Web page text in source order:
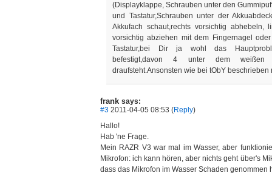
(Displayklappe, Schrauben unter den
und Tastatur,Schrauben unter der
Akkufach schaut,rechts vorsichtig abhebeln,
vorsichtig abziehen mit dem Fingernagel
Tastatur,bei Dir ja wohl das
befestigt,davon 4 unter dem weißen
draufsteht.Ansonsten wie bei tObY beschrieben
frank says:
#3 2011-04-05 08:53 (Reply)
Hallo!
Hab 'ne Frage.
Mein RAZR V3 war mal im Wasser, aber
Mikrofon: ich kann hören, aber nichts geht über's
dass das Mikrofon im Wasser Schaden genommen